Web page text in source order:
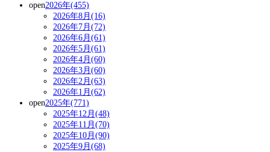
open2026年(455)
2026年8月(16)
2026年7月(72)
2026年6月(61)
2026年5月(61)
2026年4月(60)
2026年3月(60)
2026年2月(63)
2026年1月(62)
open2025年(771)
2025年12月(48)
2025年11月(70)
2025年10月(90)
2025年9月(68)